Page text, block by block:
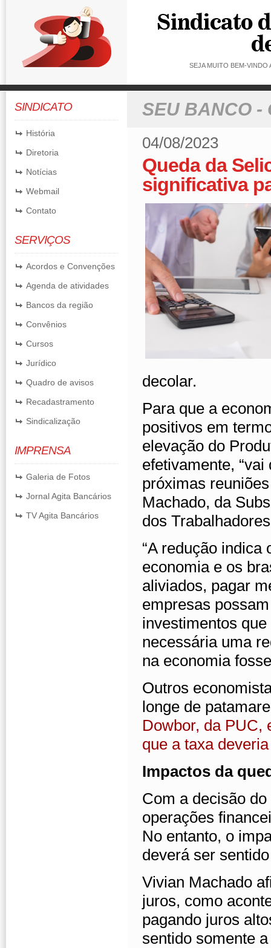
SEJA MUITO BEM-
SINDICATO
História
Diretoria
Notícias
Webmail
Contato
SERVIÇOS
Acordos e Convenções
Agenda de atividades
Bancos da região
Convênios
Cursos
Jurídico
Quadro de avisos
Recadastramento
Sindicalização
IMPRENSA
Galeria de Fotos
Jornal Agita Bancários
TV Agita Bancários
SEU BANCO -
04/08/2023
Queda da
significativa
decolar.
Para que a
positivos em
elevação do
efetivamente,
próximas
Machado, da
dos
“A redução
economia e os
aliviados, pagar
empresas
investimentos
necessária uma
na economia
Outros
longe de
Dowbor, da PUC,
que a taxa
Impactos da
Com a decisão
operações
No entanto, o
deverá ser
Vivian Machado
juros, como
pagando juros
sentido somente